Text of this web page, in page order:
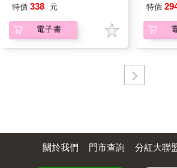
特價 338 元
電子書
特價
關於我們 門市查詢 分紅大聯